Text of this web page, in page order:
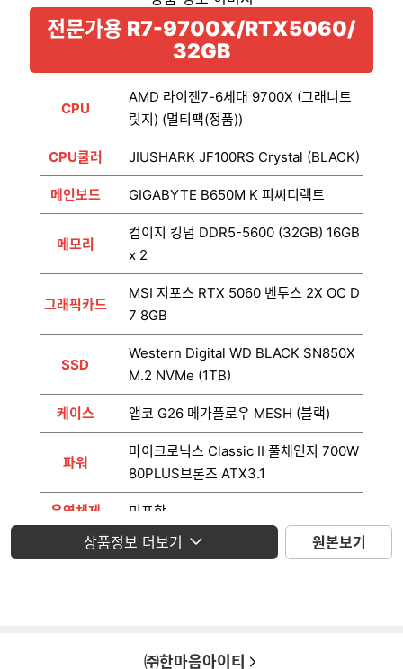
전문가용 R7-9700X/RTX5060/
32GB
CPU
AMD 라이젠7-6세대 9700X (그래니트
릿지) (멀티팩(정품))
CPU쿨러 JIUSHARK JF100RS Crystal (BLACK)
메인보드 GIGABYTE B650M K 피씨디렉트
메모리
컴이지 킹덤 DDR5-5600 (32GB) 16GB
x 2
그래픽카드
MSI 지포스 RTX 5060 벤투스 2X OC D
7 8GB
SSD
Western Digital WD BLACK SN850X
M.2 NVMe (1TB)
케이스 앱코 G26 메가플로우 MESH (블랙)
파워
마이크로닉스 Classic II 풀체인지 700W
80PLUS브론즈 ATX3.1
운영체제 미포함
모니터 미포함
상품정보 더보기 원본보기
㈜한마음아이티